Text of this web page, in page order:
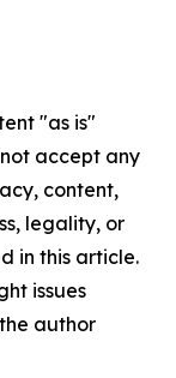
"as is"
accept any
content,
legality, or
in this article.
issues
author